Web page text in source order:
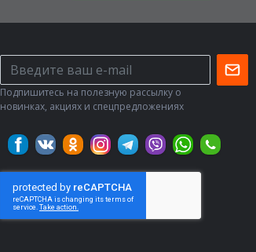
Подпишитесь на полезную рассылку о
новинках, акциях и спецпредложениях